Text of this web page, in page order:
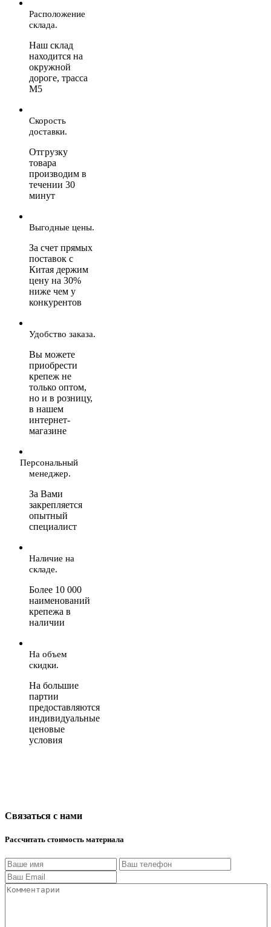
Расположение
склада.
Наш склад
находится на
окружной
дороге, трасса
М5
Скорость
доставки.
Отгрузку
товара
производим в
течении 30
минут
Выгодные цены.
За счет прямых
поставок с
Китая держим
цену на 30%
ниже чем у
конкурентов
Удобство заказа.
Вы можете
приобрести
крепеж не
только оптом,
но и в розницу,
в нашем
интернет-
магазине
Персональный
менеджер.
За Вами
закрепляется
опытный
специалист
Наличие на
складе.
Более 10 000
наименований
крепежа в
наличии
На объем
скидки.
На большие
партии
предоставляются
индивидуальные
ценовые
условия
Связаться с нами
Рассчитать стоимость материала